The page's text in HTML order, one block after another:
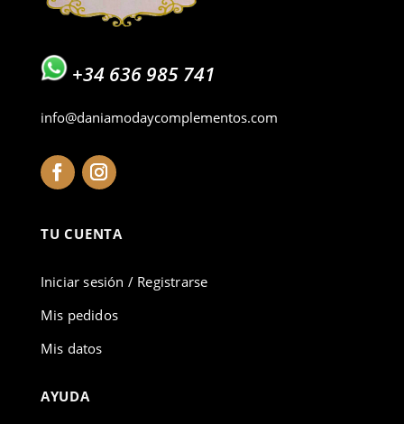
+34 636 985 741
info@daniamodaycomplementos.com
TU CUENTA
Iniciar sesión / Registrarse
Mis pedidos
Mis datos
AYUDA